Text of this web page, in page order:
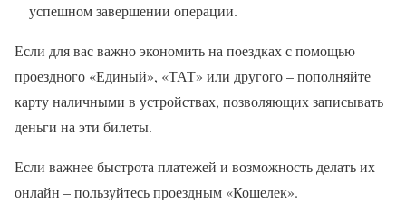
успешном завершении операции.
Если для вас важно экономить на поездках с помощью
проездного «Единый», «ТАТ» или другого – пополняйте
карту наличными в устройствах, позволяющих записывать
деньги на эти билеты.
Если важнее быстрота платежей и возможность делать их
онлайн – пользуйтесь проездным «Кошелек».